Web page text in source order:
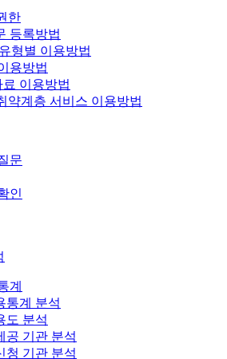
한
등록방법
형별 이용방법
용방법
이용방법
약계층 서비스 이용방법
문
인
계
통계 분석
도 분석
공 기관 분석
청 기관 분석